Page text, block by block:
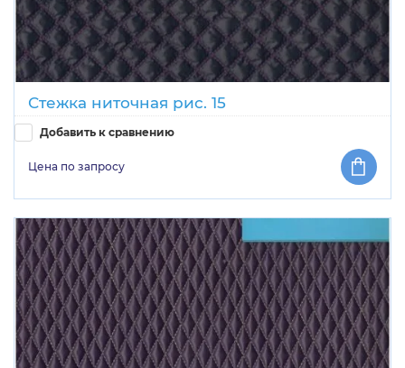
Стежка ниточная рис. 15
Добавить к сравнению
Цена по запросу